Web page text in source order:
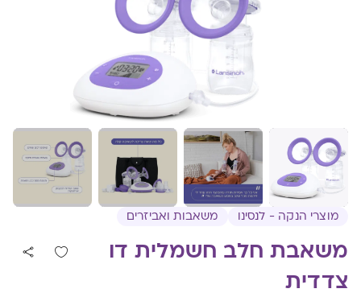
מוצרי הנקה - לנסינו משאבות ואביזרים
משאבת חלב חשמלית דו
צדדית